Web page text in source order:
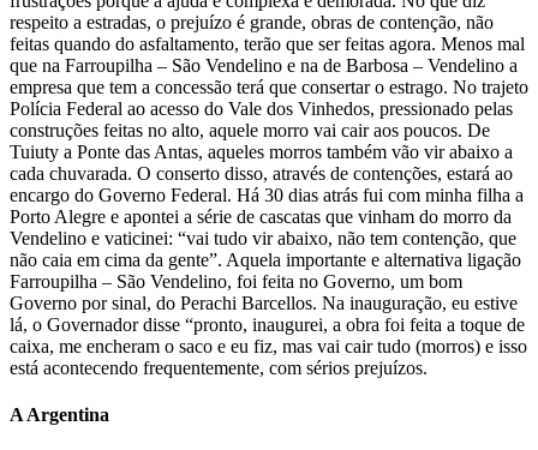
respeito a estradas, o prejuízo é grande, obras de contenção, não
feitas quando do asfaltamento, terão que ser feitas agora. Menos mal
que na Farroupilha – São Vendelino e na de Barbosa – Vendelino a
empresa que tem a concessão terá que consertar o estrago. No trajeto
Polícia Federal ao acesso do Vale dos Vinhedos, pressionado pelas
construções feitas no alto, aquele morro vai cair aos poucos. De
Tuiuty a Ponte das Antas, aqueles morros também vão vir abaixo a
cada chuvarada. O conserto disso, através de contenções, estará ao
encargo do Governo Federal. Há 30 dias atrás fui com minha filha a
Porto Alegre e apontei a série de cascatas que vinham do morro da
Vendelino e vaticinei: “vai tudo vir abaixo, não tem contenção, que
não caia em cima da gente”. Aquela importante e alternativa ligação
Farroupilha – São Vendelino, foi feita no Governo, um bom
Governo por sinal, do Perachi Barcellos. Na inauguração, eu estive
lá, o Governador disse “pronto, inaugurei, a obra foi feita a toque de
caixa, me encheram o saco e eu fiz, mas vai cair tudo (morros) e isso
está acontecendo frequentemente, com sérios prejuízos.
A Argentina